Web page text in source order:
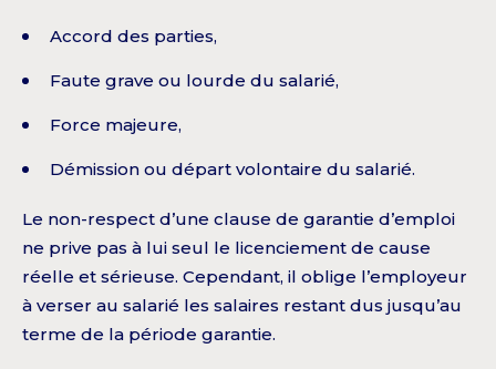
Accord des parties,
Faute grave ou lourde du salarié,
Force majeure,
Démission ou départ volontaire du salarié.
Le non-respect d’une clause de garantie d’emploi
ne prive pas à lui seul le licenciement de cause
réelle et sérieuse. Cependant, il oblige l’employeur
à verser au salarié les salaires restant dus jusqu’au
terme de la période garantie.